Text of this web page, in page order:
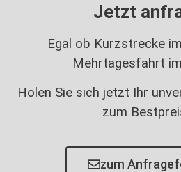
Jetzt
Egal ob Kurzstrecke
Mehrtagesfahrt
Holen Sie sich jetzt Ihr
zum
zum